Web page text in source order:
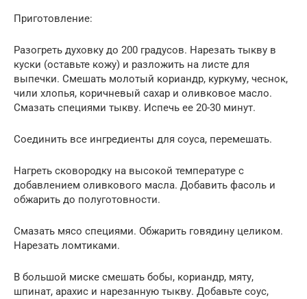
Приготовление:
Разогреть духовку до 200 градусов. Нарезать тыкву в
куски (оставьте кожу) и разложить на листе для
выпечки. Смешать молотый кориандр, куркуму, чеснок,
чили хлопья, коричневый сахар и оливковое масло.
Смазать специями тыкву. Испечь ее 20-30 минут.
Соединить все ингредиенты для соуса, перемешать.
Нагреть сковородку на высокой температуре с
добавлением оливкового масла. Добавить фасоль и
обжарить до полуготовности.
Смазать мясо специями. Обжарить говядину целиком.
Нарезать ломтиками.
В большой миске смешать бобы, кориандр, мяту,
шпинат, арахис и нарезанную тыкву. Добавьте соус,